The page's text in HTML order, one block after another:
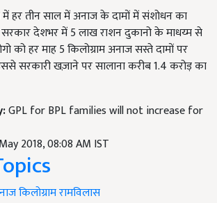
में हर तीन साल में अनाज के दामों में संशोधन का
में सरकार देशभर में 5 लाख राशन दुकानो के माधय्म से
को हर माह 5 किलोग्राम अनाज सस्ते दामों पर
सरकारी खज़ाने पर सालाना करीब 1.4 करोड़ का
GPL for BPL families will not increase for
2018, 08:08 AM IST
किलोग्रामरामविलास